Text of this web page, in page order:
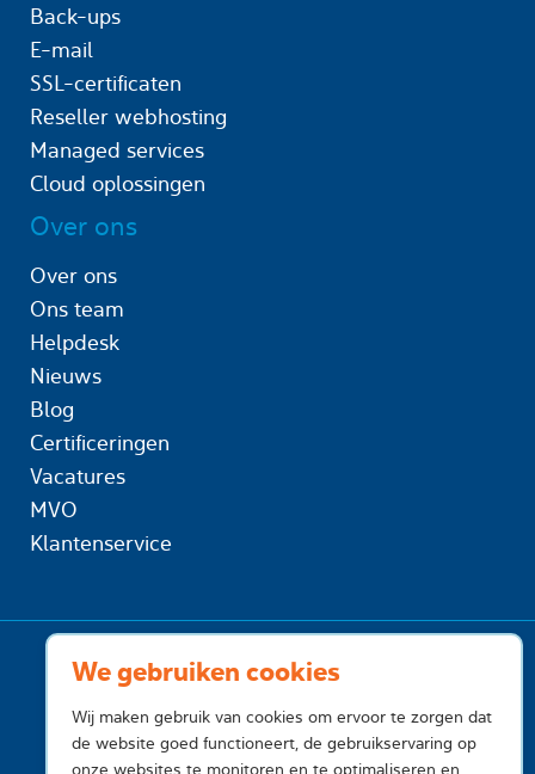
We gebruiken cookies
Wij maken gebruik van cookies om ervoor te zorgen dat
de website goed functioneert, de gebruikservaring op
onze websites te monitoren en te optimaliseren en
Back-ups
E-mail
SSL-certificaten
Reseller webhosting
Managed services
Cloud oplossingen
Over ons
Over ons
Ons team
Helpdesk
Nieuws
Blog
Certificeringen
Vacatures
MVO
Klantenservice